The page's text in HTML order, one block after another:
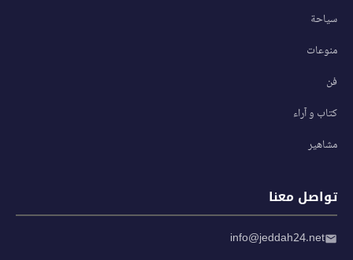
سياحة
منوعات
فن
كتاب و آراء
مشاهير
تواصل معنا
info@jeddah24.net